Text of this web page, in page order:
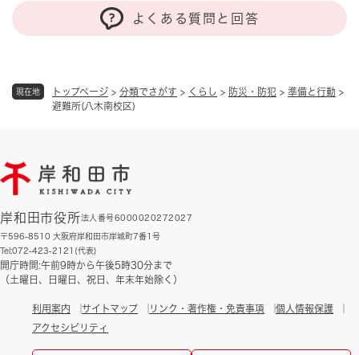
現在地 トップページ > 分類でさがす > くらし > 防災・防犯 > 準備と行動 >
避難所(八木南校区)
よくある質問と回答
岸和田市役所法人番号6000020272027
〒596-8510 大阪府岸和田市岸城町7番1号
Tel:072-423-2121(代表)
開庁時間:午前9時から午後5時30分まで
（土曜日、日曜日、祝日、年末年始除く）
利用案内 サイトマップ リンク・著作権・免責事項
個人情報保護
アクセシビリティ